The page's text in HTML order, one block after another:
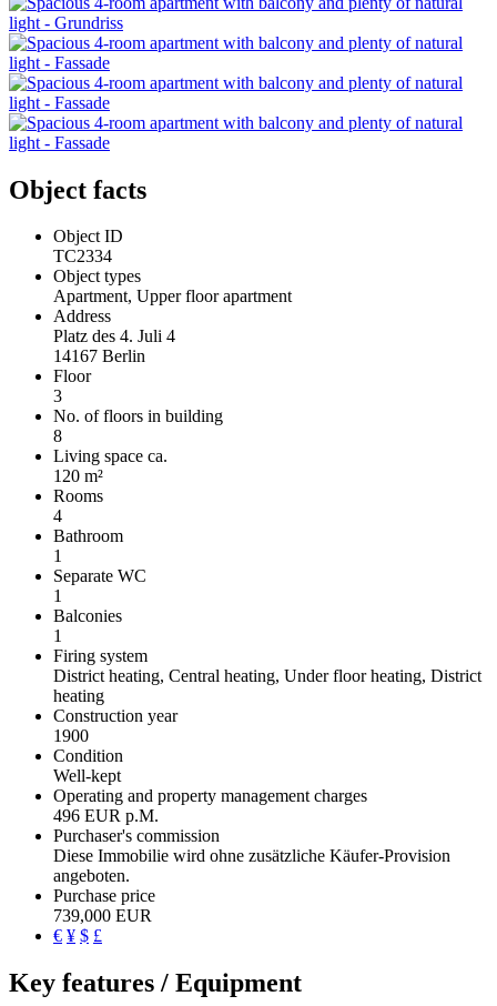
Object facts
Object ID
TC2334
Object types
Apartment, Upper floor apartment
Address
Platz des 4. Juli 4
14167 Berlin
Floor
3
No. of floors in building
8
Living space ca.
120 m²
Rooms
4
Bathroom
1
Separate WC
1
Balconies
1
Firing system
District heating, Central heating, Under floor heating, District
heating
Construction year
1900
Condition
Well-kept
Operating and property management charges
496 EUR p.M.
Purchaser's commission
Diese Immobilie wird ohne zusätzliche Käufer-Provision
angeboten.
Purchase price
739,000 EUR
€ ¥ $ £
Key features / Equipment